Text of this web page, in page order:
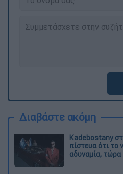
Διαβάστε ακόμη
Kadebostany
πίστευα ότι το
αδυναμία,